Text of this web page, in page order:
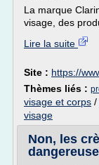
La marque
visage, des
Lire la suite
Site : https://
Thèmes liés :
visage et corps /
visage
Non, les